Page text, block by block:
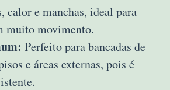
calor e manchas, ideal para
muito movimento.
Perfeito para bancadas de
e áreas externas, pois é